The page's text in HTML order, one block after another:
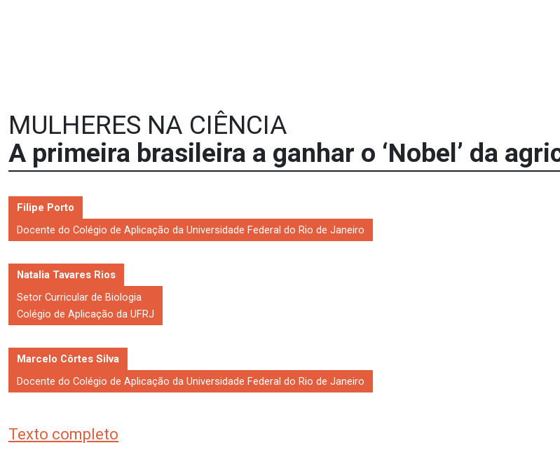
MULHERES NA CIÊNCIA
A primeira brasileira a ganhar o ‘Nobel’ da
Filipe Porto
Docente do Colégio de Aplicação da Universidade Federal do Rio de Janeiro
Natalia Tavares Rios
Setor Curricular de Biologia
Colégio de Aplicação da UFRJ
Marcelo Côrtes Silva
Docente do Colégio de Aplicação da Universidade Federal do Rio de Janeiro
Texto completo